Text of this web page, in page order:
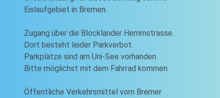
Eislaufgebiet in Bremen.
Zugang über die Blocklander Hemmstrasse.
Dort besteht leider Parkverbot.
Parkplätze sind am Uni-See vorhanden.
Bitte möglichst mit dem Fahrrad kommen.
Öffentliche Verkehrsmittel vom Bremer